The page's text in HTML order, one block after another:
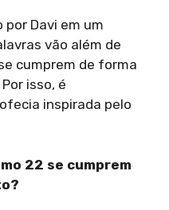
Davi em um
vão além de
cumprem de forma
isso, é
inspirada pelo
22 se cumprem